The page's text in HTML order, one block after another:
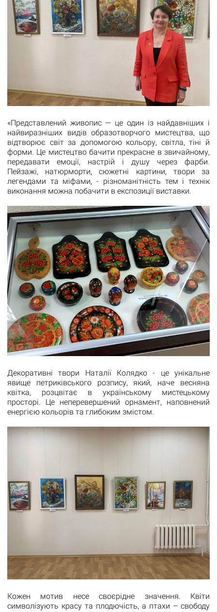
«Представлений живопис — це один із найдавніших і
найвиразніших видів образотворчого мистецтва, що
відтворює світ за допомогою кольору, світла, тіні й
форми. Це мистецтво бачити прекрасне в звичайному,
передавати емоції, настрій і душу через фарби.
Пейзажі, натюрморти, сюжетні картини, твори за
легендами та міфами, - різноманітність тем і технік
виконання можна побачити в експозиції виставки.
Декоративні твори Наталії Колядко - це унікальне
явище петриківського розпису, який, наче весняна
квітка, розцвітає в українському мистецькому
просторі. Це неперевершений орнамент, наповнений
енергією кольорів та глибоким змістом.
Кожен мотив несе своєрідне значення. Квіти
символізують красу та плодючість, а птахи – свободу